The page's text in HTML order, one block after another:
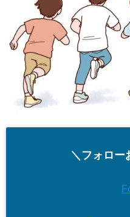
＼フォロー